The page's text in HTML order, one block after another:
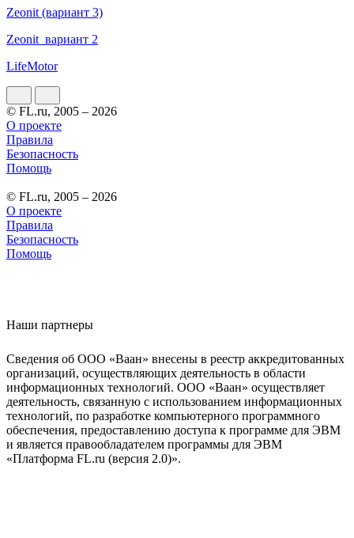
Zeonit (вариант 3)
Zeonit_вариант 2
LifeMotor
© FL.ru, 2005 – 2026
О проекте
Правила
Безопасность
Помощь
© FL.ru, 2005 – 2026
О проекте
Правила
Безопасность
Помощь
Наши партнеры
Сведения об ООО «Ваан» внесены в реестр аккредитованных
организаций, осуществляющих деятельность в области
информационных технологий. ООО «Ваан» осуществляет
деятельность, связанную с использованием информационных
технологий, по разработке компьютерного программного
обеспечения, предоставлению доступа к программе для ЭВМ
и является правообладателем программы для ЭВМ
«Платформа FL.ru (версия 2.0)».